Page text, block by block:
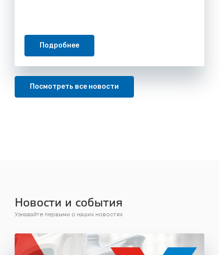
Подробнее
Посмотреть все новости
Новости и события
Узнавайте первыми о наших новостях